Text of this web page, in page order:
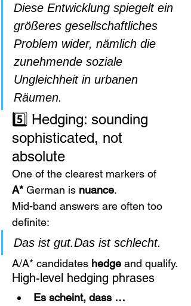
Diese Entwicklung spiegelt ein
größeres gesellschaftliches
Problem wider, nämlich die
zunehmende soziale
Ungleichheit in urbanen
Räumen.
5️⃣ Hedging: sounding
sophisticated, not
absolute
One of the clearest markers of
A* German is nuance.
Mid-band answers are often too
definite:
Das ist gut.Das ist schlecht.
A/A* candidates hedge and qualify.
High-level hedging phrases
Es scheint, dass …